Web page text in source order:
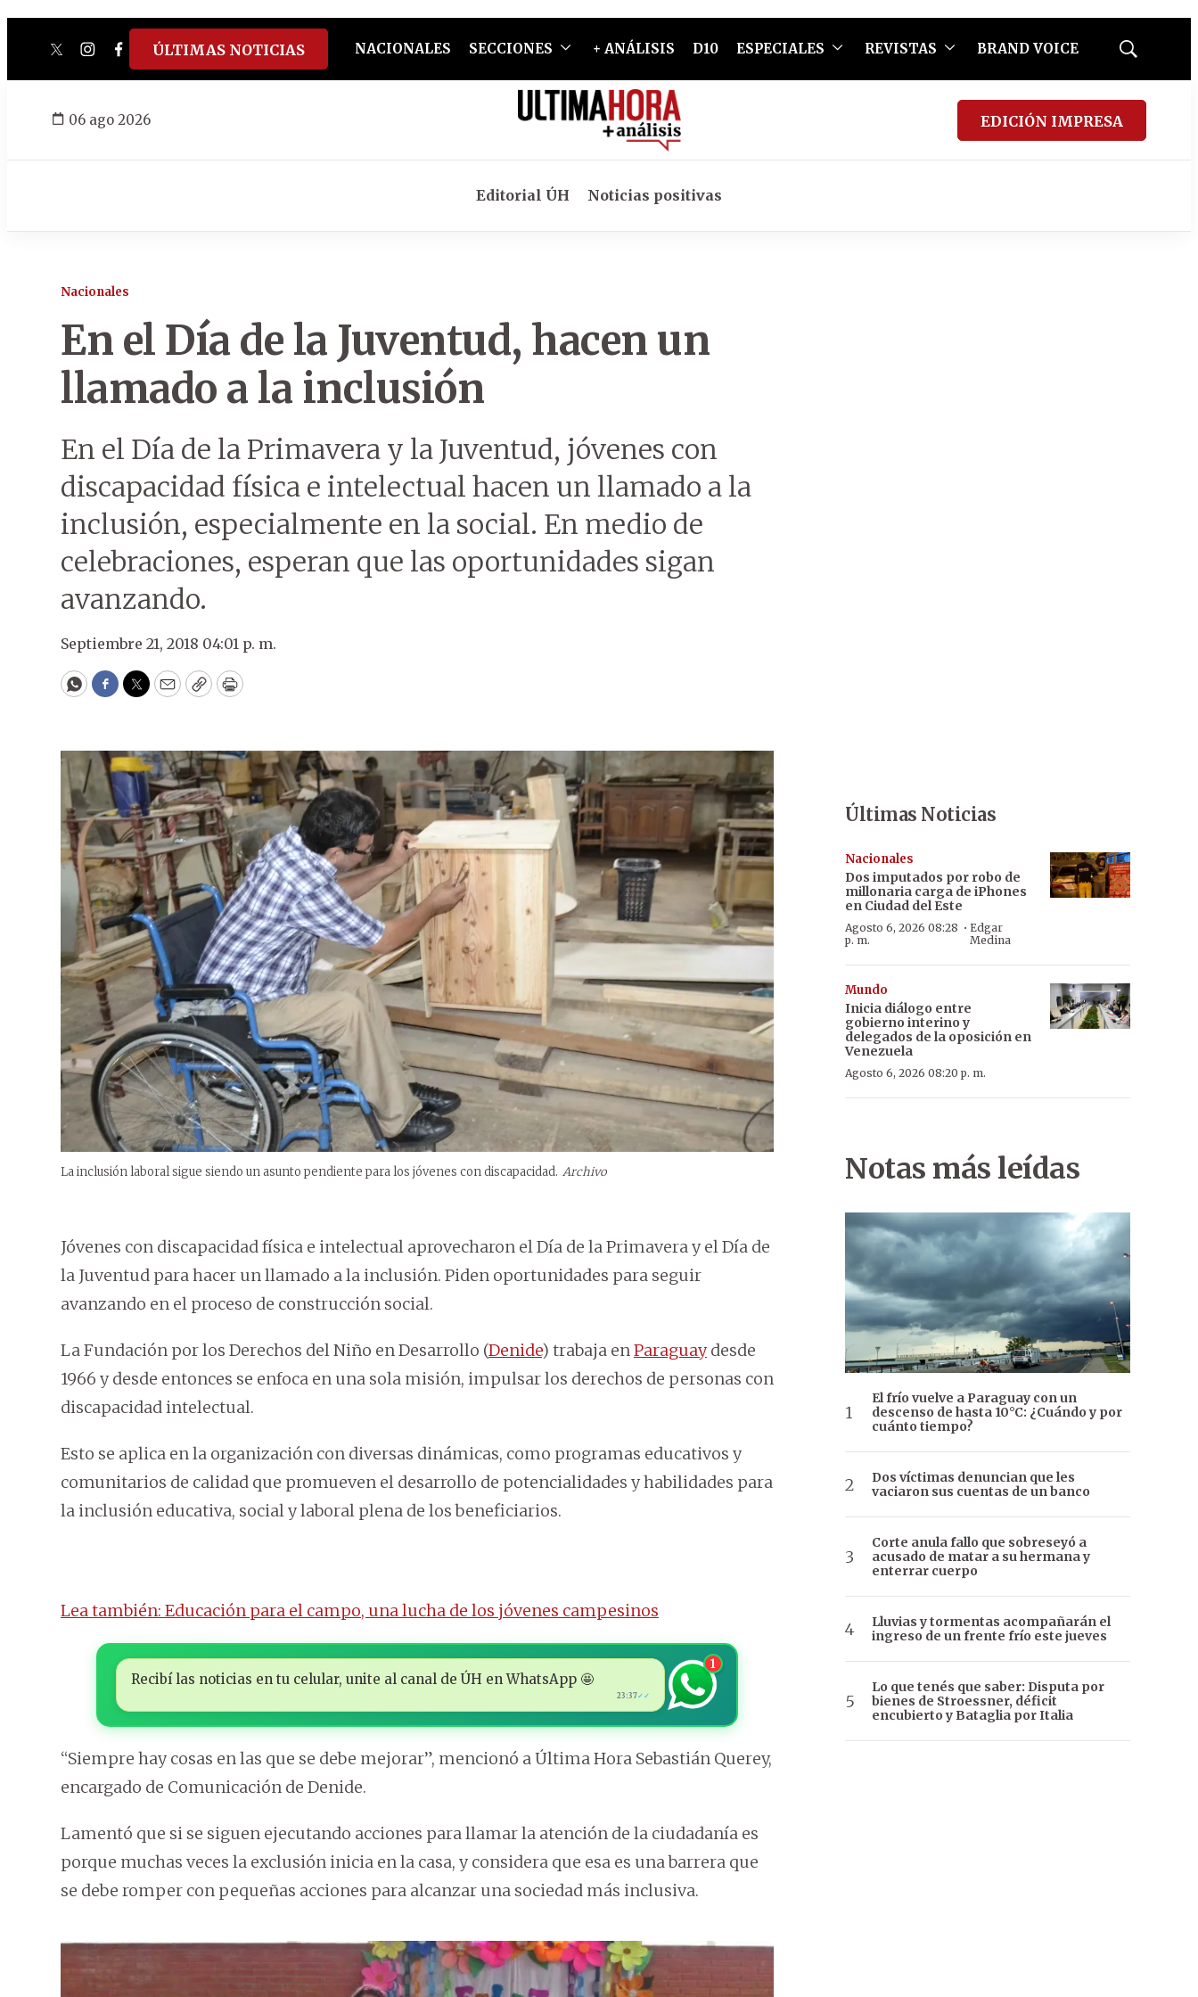
twitterinstagram
facebook
tiktokyoutube
spotify
ÚLTIMAS NOTICIAS NACIONALES SECCIONES + ANÁLISIS D10 ESPECIALES REVISTAS BRAND VOICE
Mostrar
06 ago 2026 EDICIÓN IMPRESA
Editorial ÚH Noticias positivas
Nacionales
En el Día de la Juventud, hacen un
llamado a la inclusión
En el Día de la Primavera y la Juventud, jóvenes con
discapacidad física e intelectual hacen un llamado a la
inclusión, especialmente en la social. En medio de
celebraciones, esperan que las oportunidades sigan
avanzando.
Septiembre 21, 2018 04:01 p. m.
WhatsApp
Facebook
Twitter
EmailCopyPrint
La inclusión laboral sigue siendo un asunto pendiente para los jóvenes con discapacidad. Archivo
Jóvenes con discapacidad física e intelectual aprovecharon el Día de la Primavera y el Día de
la Juventud para hacer un llamado a la inclusión. Piden oportunidades para seguir
avanzando en el proceso de construcción social.
La Fundación por los Derechos del Niño en Desarrollo (Denide) trabaja enParaguaydesde
1966 y desde entonces se enfoca en una sola misión, impulsar los derechos de personas con
discapacidad intelectual.
Esto se aplica en la organización con diversas dinámicas, como programas educativos y
comunitarios de calidad que promueven el desarrollo de potencialidades y habilidades para
la inclusión educativa, social y laboral plena de los beneficiarios.
Lea también: Educación para el campo, una lucha de los jóvenes campesinos
Recibí las noticias en tu celular, unite al canal de ÚH en WhatsApp 🤩
23:37✓✓
1
“Siempre hay cosas en las que se debe mejorar”, mencionó a Última Hora Sebastián Querey,
encargado de Comunicación de Denide.
Lamentó que si se siguen ejecutando acciones para llamar la atención de la ciudadanía es
porque muchas veces la exclusión inicia en la casa, y considera que esa es una barrera que
se debe romper con pequeñas acciones para alcanzar una sociedad más inclusiva.
Últimas Noticias
Nacionales
Dos imputados por robo de
millonaria carga de iPhones
en Ciudad del Este
Agosto 6, 2026 08:28
p. m.
· Edgar
Medina
Mundo
Inicia diálogo entre
gobierno interino y
delegados de la oposición en
Venezuela
Agosto 6, 2026 08:20 p. m.
Notas más leídas
El frío vuelve a Paraguay con un
descenso de hasta 10°C: ¿Cuándo y por
cuánto tiempo?
Dos víctimas denuncian que les
vaciaron sus cuentas de un banco
Corte anula fallo que sobreseyó a
acusado de matar a su hermana y
enterrar cuerpo
Lluvias y tormentas acompañarán el
ingreso de un frente frío este jueves
Lo que tenés que saber: Disputa por
bienes de Stroessner, déficit
encubierto y Bataglia por Italia